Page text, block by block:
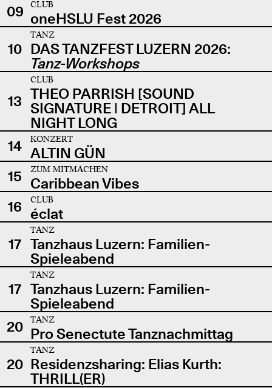
09
CLUB
oneHSLU Fest 2026
10
TANZ
DAS TANZFEST LUZERN 2026:
Tanz-Workshops
13
CLUB
THEO PARRISH [SOUND
SIGNATURE | DETROIT] ALL
NIGHT LONG
14
KONZERT
ALTIN GÜN
15
ZUM MITMACHEN
Caribbean Vibes
16
CLUB
éclat
17
TANZ
Tanzhaus Luzern: Familien-
Spieleabend
17
TANZ
Tanzhaus Luzern: Familien-
Spieleabend
20
TANZ
Pro Senectute Tanznachmittag
20
TANZ
Residenzsharing: Elias Kurth:
THRILL(ER)